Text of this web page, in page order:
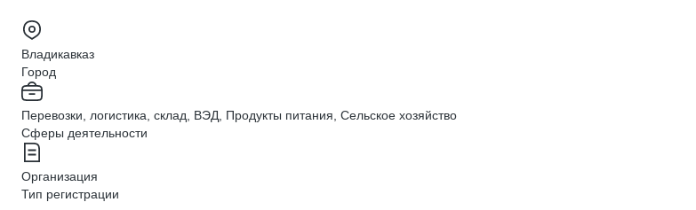
Владикавказ
Город
Перевозки, логистика, склад, ВЭД, Продукты питания, Сельское хозяйство
Сферы деятельности
Организация
Тип регистрации